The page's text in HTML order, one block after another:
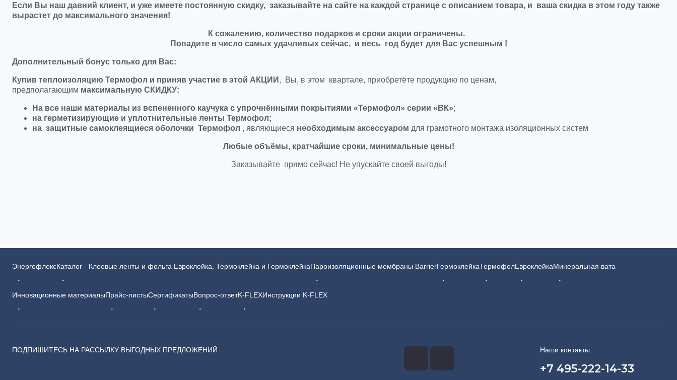
Если Вы наш давний клиент, и уже имеете постоянную скидку, заказывайте на сайте на каждой странице с описанием товара, и ваша скидка в этом году также
вырастет до максимального значения!
К сожалению, количество подарков и сроки акции ограничены.
Попадите в число самых удачливых сейчас, и весь год будет для Вас успешным !
Дополнительный бонус только для Вас:
Купив теплоизоляцию Термофол и приняв участие в этой АКЦИИ , Вы, в этом квартале, приобретёте продукцию по ценам,
предполагающим максимальную СКИДКУ:
На все наши материалы из вспененного каучука с упрочнёнными покрытиями «Термофол» серии «ВК»;
на герметизирующие и уплотнительные ленты Термофол;
на защитные самоклеящиеся оболочки Термофол , являющиеся необходимым аксессуаром для грамотного монтажа изоляционных систем
Любые объёмы, кратчайшие сроки, минимальные цены!
Заказывайте прямо сейчас! Не упускайте своей выгоды!
ЭнергофлексКаталог - Клеевые ленты и фольга Евроклейка, Термоклейка и ГермоклейкаПароизоляционные мембраны BarrierГермоклейкаТермофолЕвроклейкаМинеральная вата
Инновационные материалыПрайс-листыСертификатыВопрос-ответK-FLEXИнструкции K-FLEX
ПОДПИШИТЕСЬ НА РАССЫЛКУ ВЫГОДНЫХ ПРЕДЛОЖЕНИЙ Наши контакты
+7 495-222-14-33